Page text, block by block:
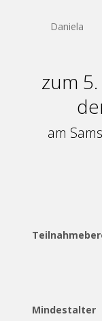
Daniela
zum
am
Mindestalter